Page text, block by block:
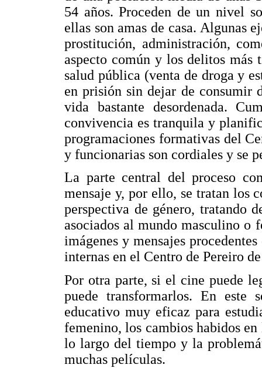
54 años. Proceden de un nivel
ellas son amas de casa. Algunas
prostitución, administración,
aspecto común y los delitos
salud pública (venta de droga y
en prisión sin dejar de consumir
vida bastante desordenada.
convivencia es tranquila y
programaciones formativas del
y funcionarias son cordiales y se
La parte central del proceso
mensaje y, por ello, se tratan los
perspectiva de género, tratando
asociados al mundo masculino o
imágenes y mensajes
internas en el Centro de Pereiro
Por otra parte, si el cine puede
puede transformarlos. En este
educativo muy eficaz para
femenino, los cambios habidos
lo largo del tiempo y la
muchas películas.